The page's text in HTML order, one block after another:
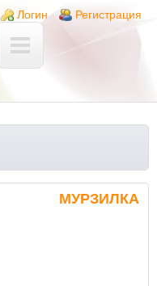
Login links
Логин Регистрация
МУРЗИЛКА